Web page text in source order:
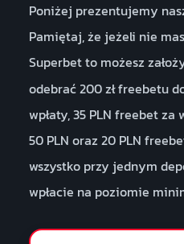
Poniżej prezentujemy
Pamiętaj, że jeżeli nie
Superbet to możesz
odebrać 200 zł freebetu
wpłaty, 35 PLN freebet
50 PLN oraz 20 PLN
wszystko przy jednym
wpłacie na poziomie